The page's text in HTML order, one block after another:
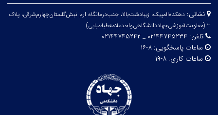
نشانی: دهکده‌المپیک، زیبا‌دشت‌بالا، جنب‌درمانگاه ارم نبش‌گلستان‌چهارم‌شرقی، پلاک
۳ (معاونت‌آموزشی‌جهاد‌دانشگاهی‌واحد‌علامه‌طباطبایی)
تلفن: ۰۲۱۴۴۷۴۵۲۳۴ _ ۰۲۱۴۴۷۴۵۲۴۲
ساعات پاسخگویی: ۸-۱۶
ساعات کاری: ۸-۱۹